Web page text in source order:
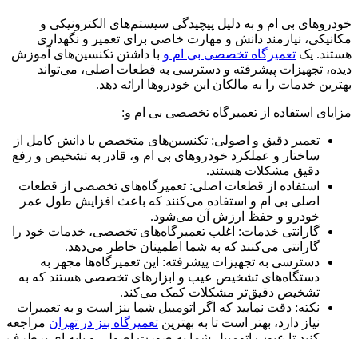
خودروهای بی ام و به دلیل پیچیدگی سیستم‌های الکترونیکی و
مکانیکی، نیازمند دانش و مهارت خاصی برای تعمیر و نگهداری
هستند. یک تعمیرگاه تخصصی بی ام و با داشتن تکنسین‌های آموزش
دیده، تجهیزات پیشرفته و دسترسی به قطعات اصلی، می‌تواند
بهترین خدمات را به مالکان این خودروها ارائه دهد.
مزایای استفاده از تعمیرگاه تخصصی بی ام و:
تعمیر دقیق و اصولی: تکنسین‌های متخصص با دانش کامل از
ساختار و عملکرد خودروهای بی ام و، قادر به تشخیص و رفع
دقیق مشکلات هستند.
استفاده از قطعات اصلی: تعمیرگاه‌های تخصصی از قطعات
اصلی بی ام و استفاده می‌کنند که باعث افزایش طول عمر
خودرو و حفظ ارزش آن می‌شود.
گارانتی خدمات: اغلب تعمیرگاه‌های تخصصی، خدمات خود را
گارانتی می‌کنند که به شما اطمینان خاطر می‌دهد.
دسترسی به تجهیزات پیشرفته: این تعمیرگاه‌ها مجهز به
دستگاه‌های تشخیص عیب و ابزارهای تخصصی هستند که به
تشخیص دقیق‌تر مشکلات کمک می‌کند.
نکته: دقت نمایید که اگر اتومبیل شما بنز است و به تعمیرات
نیاز دارد، بهتر است تا به بهترین تعمیرگاه بنز در تهران مراجعه